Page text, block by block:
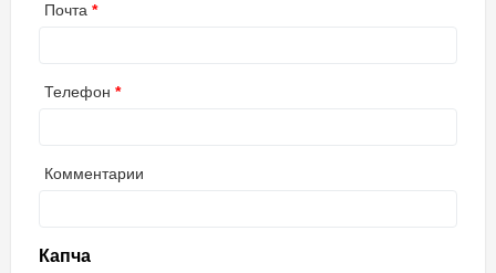
Почта
Телефон
Комментарии
Капча